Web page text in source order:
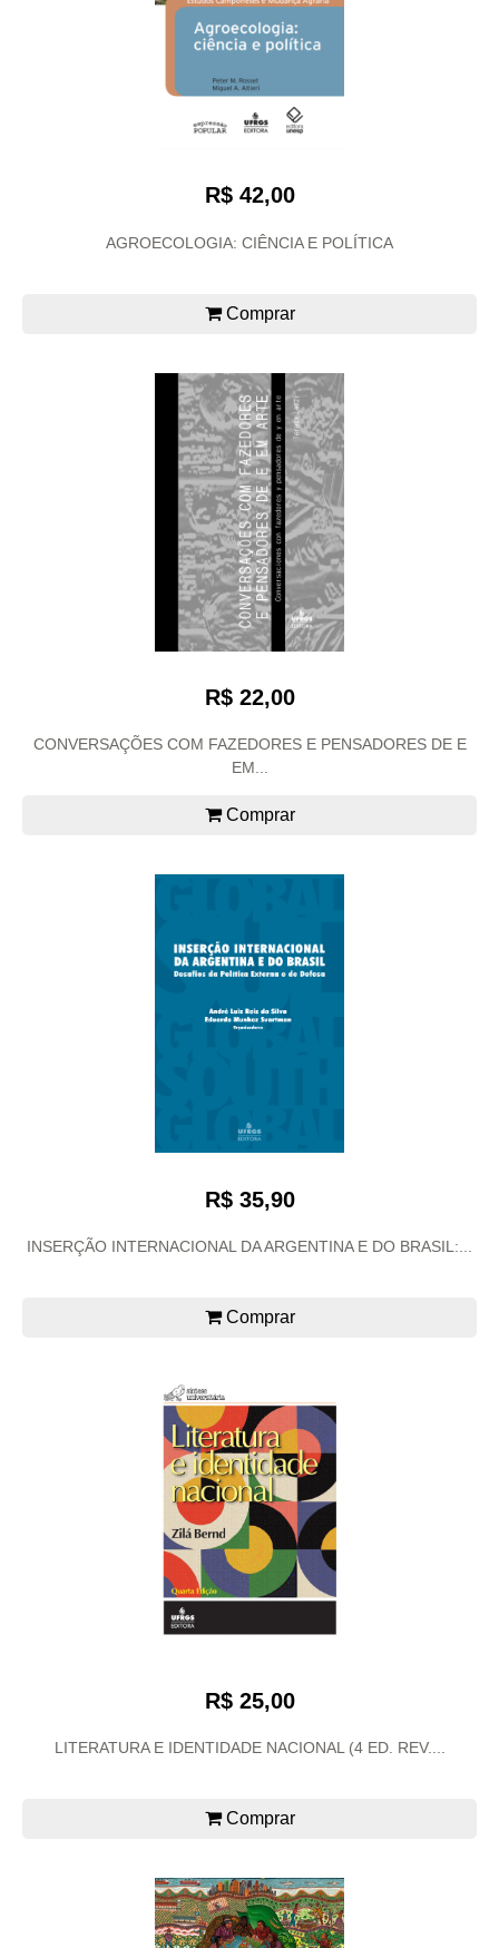
R$ 42,00
AGROECOLOGIA: CIÊNCIA E POLÍTICA
Comprar
R$ 22,00
CONVERSAÇÕES COM FAZEDORES E PENSADORES DE E
EM...
Comprar
R$ 35,90
INSERÇÃO INTERNACIONAL DA ARGENTINA E DO BRASIL:...
Comprar
R$ 25,00
LITERATURA E IDENTIDADE NACIONAL (4 ED. REV....
Comprar